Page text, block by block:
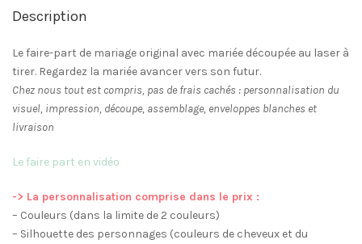
enfantin
Description
Le faire-part de mariage original avec mariée découpée au laser à
tirer. Regardez la mariée avancer vers son futur.
Chez nous tout est compris, pas de frais cachés : personnalisation du
visuel, impression, découpe, assemblage, enveloppes blanches et
livraison
Le faire part en vidéo
-> La personnalisation comprise dans le prix :
– Couleurs (dans la limite de 2 couleurs)
– Silhouette des personnages (couleurs de cheveux et du